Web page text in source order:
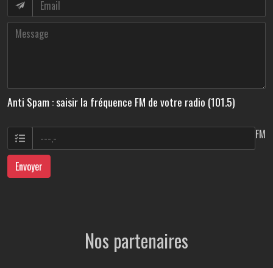
Anti Spam : saisir la fréquence FM de votre radio (101.5)
FM
Envoyer
Nos partenaires